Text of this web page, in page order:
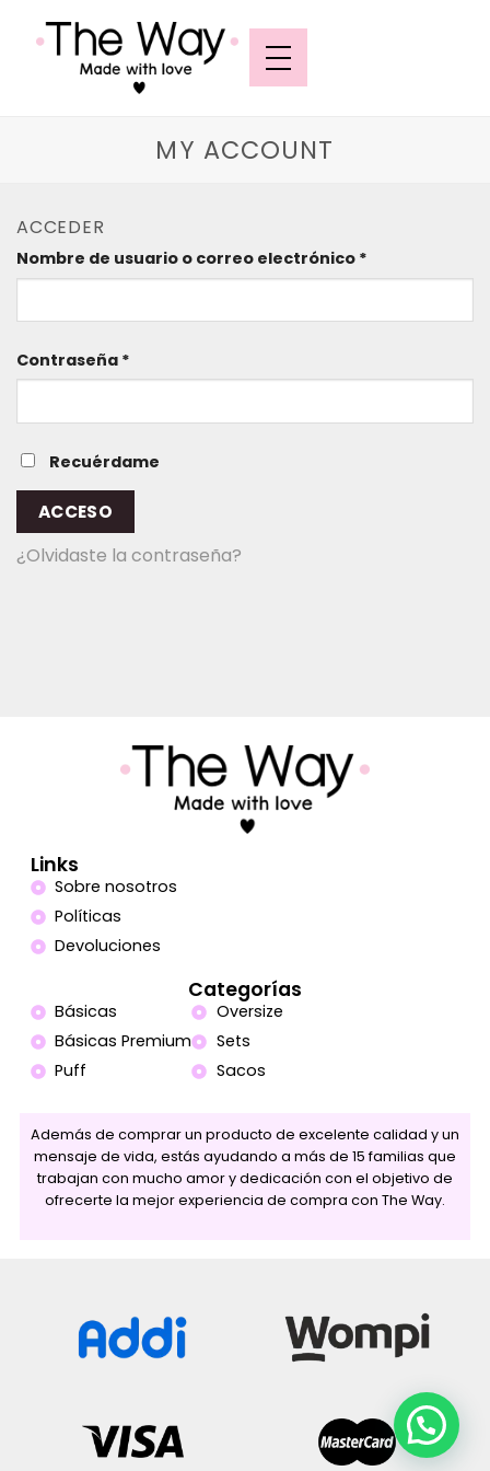
MY ACCOUNT
ACCEDER
Nombre de usuario o correo electrónico *
Contraseña *
Recuérdame
ACCESO
¿Olvidaste la contraseña?
Links
Sobre nosotros
Políticas
Devoluciones
Categorías
Básicas
Básicas Premium
Puff
Oversize
Sets
Sacos
Además de comprar un producto de excelente calidad y un
mensaje de vida, estás ayudando a más de 15 familias que
trabajan con mucho amor y dedicación con el objetivo de
ofrecerte la mejor experiencia de compra con The Way.